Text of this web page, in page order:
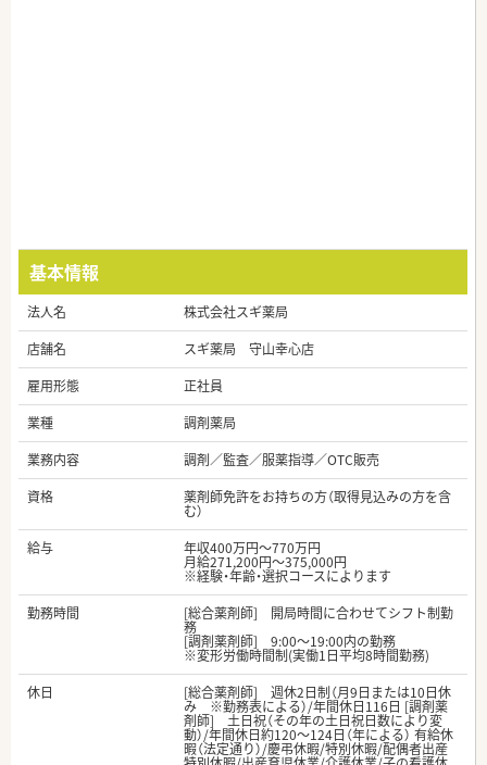
基本情報
法人名
株式会社スギ薬局
店舗名
スギ薬局 守山幸心店
雇用形態
正社員
業種
調剤薬局
業務内容
調剤／監査／服薬指導／OTC販売
資格
薬剤師免許をお持ちの方（取得見込みの方を含
む）
給与
年収400万円～770万円
月給271,200円～375,000円
※経験・年齢・選択コースによります
勤務時間
[総合薬剤師] 開局時間に合わせてシフト制勤
務
[調剤薬剤師] 9:00～19:00内の勤務
※変形労働時間制(実働1日平均8時間勤務)
休日
[総合薬剤師] 週休2日制（月9日または10日休
み ※勤務表による）/年間休日116日 [調剤薬
剤師] 土日祝（その年の土日祝日数により変
動）/年間休日約120～124日（年による） 有給休
暇（法定通り）/慶弔休暇/特別休暇/配偶者出産